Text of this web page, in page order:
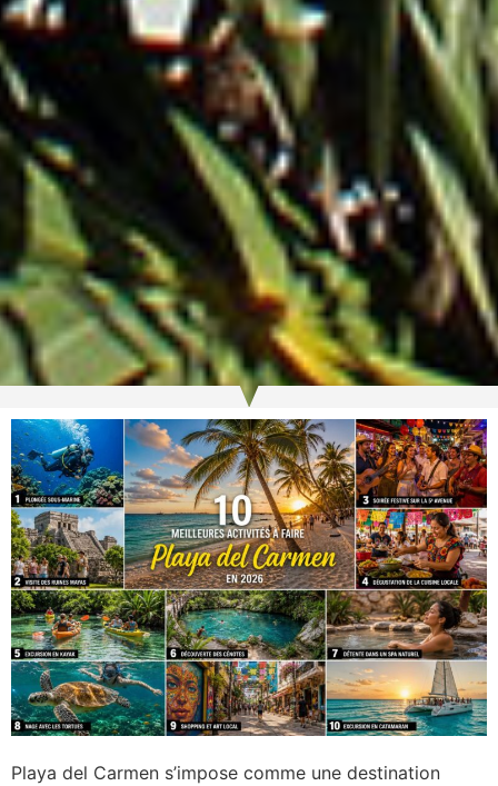
Playa del Carmen s’impose comme une destination